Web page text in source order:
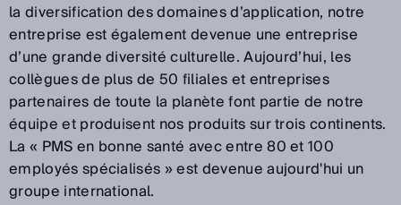
la diversification des domaines d’application, notre
entreprise est également devenue une entreprise
d’une grande diversité culturelle. Aujourd’hui, les
collègues de plus de 50 filiales et entreprises
partenaires de toute la planète font partie de notre
équipe et produisent nos produits sur trois continents.
La « PMS en bonne santé avec entre 80 et 100
employés spécialisés » est devenue aujourd'hui un
groupe international.